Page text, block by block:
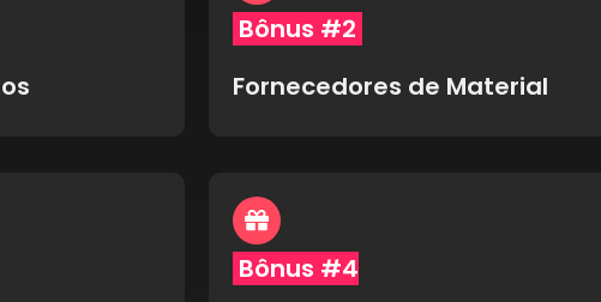
Bônus #2
Fornecedores de Material
Bônus #4